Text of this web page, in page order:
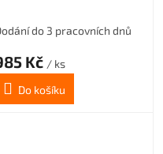
do 3 pracovních dnů
Kč / ks
Do košíku